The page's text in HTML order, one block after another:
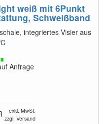
weiß mit 6Punkt
Schweißband
integriertes Visier aus
Anfrage
exkl. MwSt.
zzgl. Versand